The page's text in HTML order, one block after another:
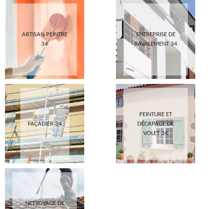
ARTISAN PEINTRE
34
ENTREPRISE DE
RAVALEMENT 34
FAÇADIER 34
PEINTURE ET
DÉCAPAGE DE
VOLET 34
NETTOYAGE DE